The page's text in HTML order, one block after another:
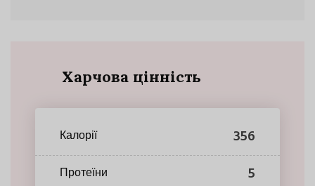
Харчова цінність
Калорії 356
Протеїни 5